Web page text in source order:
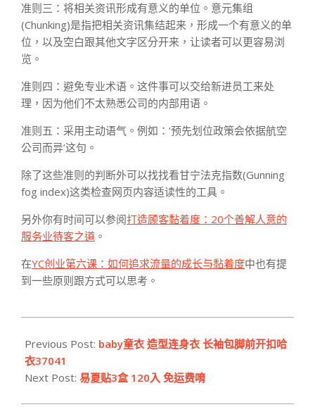
准则三：将相关资讯形成有意义的单位。意元集组
(Chunking)是指把相关资讯集结起来，形成一个有意义的单
位，以及空白跟其他文字区分开来，让读者可以更容易浏
览。
准则四：避免专业术语。这件事可以交给新进员工来处
理，因为他们不太熟悉公司的内部用语。
准则五：采用主动语气。例如：‘预先划位政策会依据航空
公司而异’这句。
除了这些准则的判断外可以找找看甘宁法克指数(Gunning
fog index)这类检查网页内容适读性的工具。
另外你有时间可以参阅打造顾客黏着度：20个善解人意的
服务业待客之道 。
在YC创业第六课：如何追求流量的成长与黏着度中也有提
到一些原则跟方式可以思考。
12-
21
Previous Post: baby童衣 造型连身衣 长袖包脚前开扣哈
衣37041
Next Post: 易夏贴3盒 120入 免运费唷